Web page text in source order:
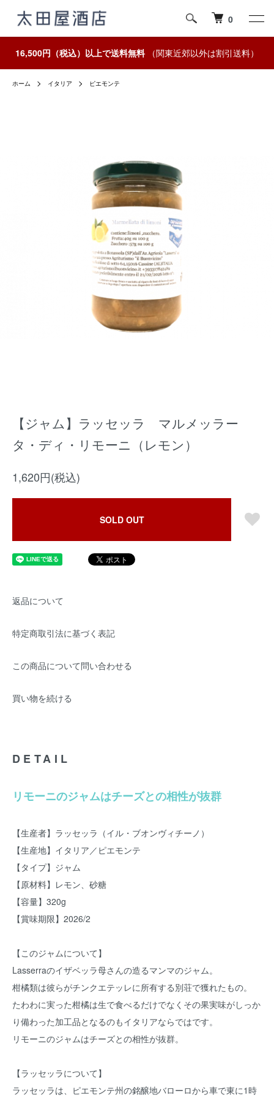
0
16,500円（税込）以上で送料無料（関東近郊以外は割引送料）
ホーム イタリア ピエモンテ
【ジャム】ラッセッラ マルメッラー
タ・ディ・リモーニ（レモン）
1,620円(税込)
SOLD OUT
返品について
特定商取引法に基づく表記
この商品について問い合わせる
買い物を続ける
DETAIL
リモーニのジャムはチーズとの相性が抜群
【生産者】ラッセッラ（イル・ブオンヴィチーノ）
【生産地】イタリア／ピエモンテ
【タイプ】ジャム
【原材料】レモン、砂糖
【容量】320g
【賞味期限】2026/2
【このジャムについて】
Lasserraのイザベッラ母さんの造るマンマのジャム。
柑橘類は彼らがチンクエテッレに所有する別荘で獲れたもの。
たわわに実った柑橘は生で食べるだけでなくその果実味がしっか
り備わった加工品となるのもイタリアならではです。
リモーニのジャムはチーズとの相性が抜群。
【ラッセッラについて】
ラッセッラは、ピエモンテ州の銘醸地バローロから車で東に1時